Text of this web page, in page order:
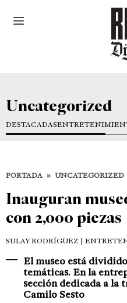
Uncategorized
DESTACADAS
PORTADA » UNCATEGORIZED
Inauguran
con 2,000 piezas
SULAY RODRÍGUEZ |
El museo está
temáticas. En la
sección dedicada a
Camilo Sesto